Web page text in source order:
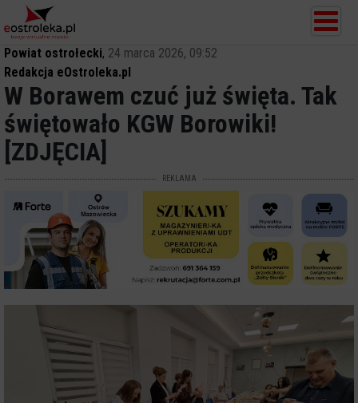
Powiat ostrołecki, 24 marca 2026, 09:52
Redakcja eOstroleka.pl
W Borawem czuć już święta. Tak
świętowało KGW Borowiki!
[ZDJĘCIA]
REKLAMA